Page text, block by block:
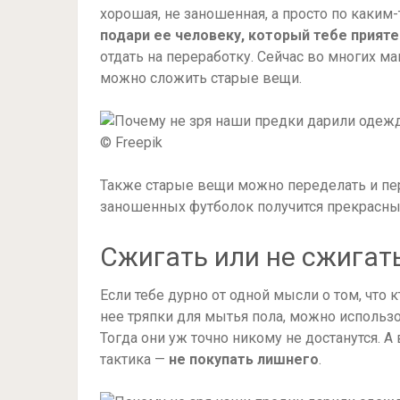
хорошая, не заношенная, а просто по
подари ее человеку, который тебе
отдать на переработку. Сейчас во многих
можно сложить старые вещи.
© Freepik
Также старые вещи можно переделать и
заношенных футболок получится
Сжигать или не
Если тебе дурно от одной мысли о том, что
нее тряпки для мытья пола, можно
Тогда они уж точно никому не достанутся.
тактика — не покупать лишнего.